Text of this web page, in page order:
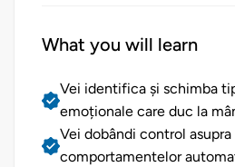
What you will learn
Vei identifica și schimba
emoționale care duc la
Vei dobândi control
comportamentelor